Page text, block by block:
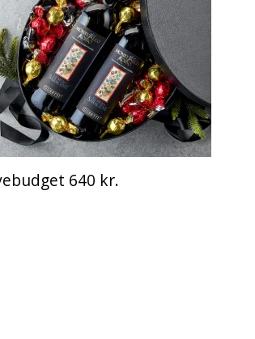
640 kr.